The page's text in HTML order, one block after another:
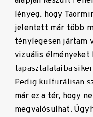
lényeg, hogy
jelentett már több
ténylegesen jártam
vizuális
tapasztalataiba
Pedig kulturálisan
már ez a tér, hogy
megvalósulhat.